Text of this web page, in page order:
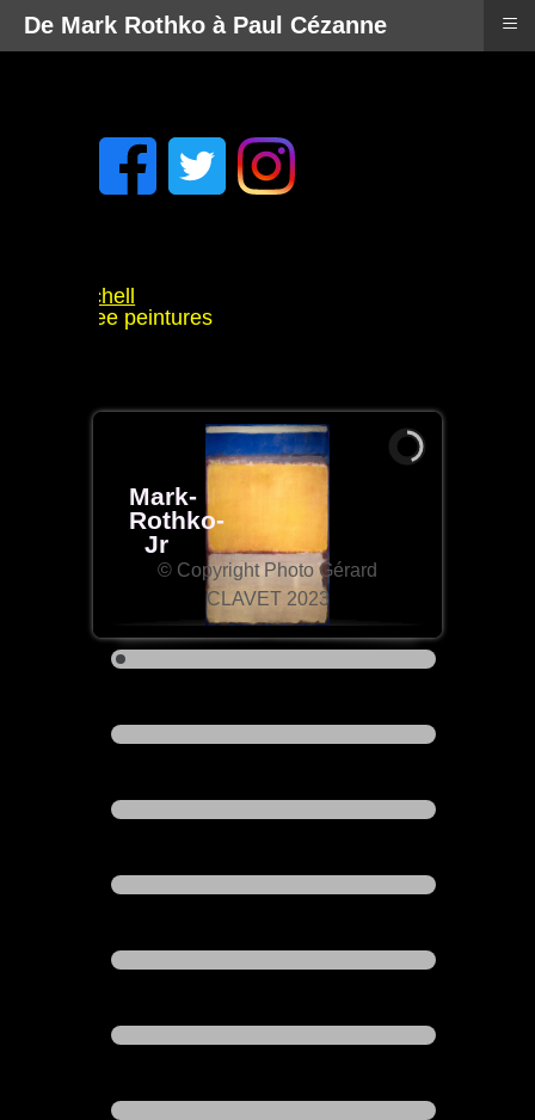
Mitchell
peintures
Mark-
Rothko-
Jr
© Copyright Photo Gérard
CLAVET 2023
De Mark Rothko à Paul Cézanne ≡